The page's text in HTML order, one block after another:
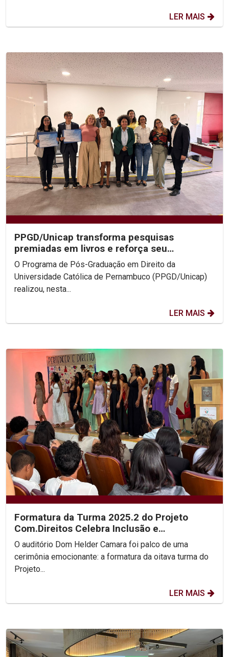
LER MAIS
PPGD/Unicap transforma pesquisas
premiadas em livros e reforça seu
protagonismo acadêmico nacional
O Programa de Pós-Graduação em Direito da
Universidade Católica de Pernambuco (PPGD/Unicap)
realizou, nesta...
LER MAIS
Formatura da Turma 2025.2 do Projeto
Com.Direitos Celebra Inclusão e
Transformação Social
O auditório Dom Helder Camara foi palco de uma
cerimônia emocionante: a formatura da oitava turma do
Projeto...
LER MAIS